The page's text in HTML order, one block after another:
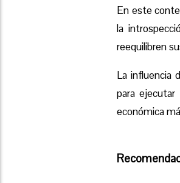
En este
la
reequilibren
La influencia
para ejecutar
económica